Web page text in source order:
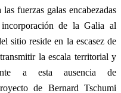
fuerzas galas encabezadas
de la Galia al
sitio reside en la escasez de
la escala territorial y
a esta ausencia de
de Bernard Tschumi